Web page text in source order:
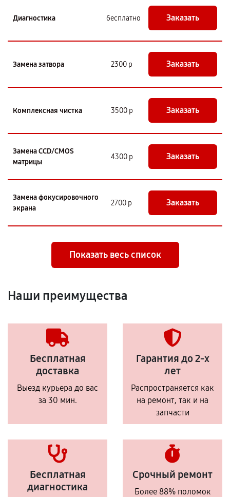
Диагностика бесплатно Заказать
Замена затвора 2300 р Заказать
Комплексная чистка 3500 р Заказать
Замена CCD/CMOS
матрицы
4300 р Заказать
Замена фокусировочного
экрана
2700 р Заказать
Показать весь список
Наши преимущества
Бесплатная
доставка
Выезд курьера до вас
за 30 мин.
Гарантия до 2-х
лет
Распространяется как
на ремонт, так и на
запчасти
Бесплатная
диагностика
Срочный ремонт
Более 88% поломок